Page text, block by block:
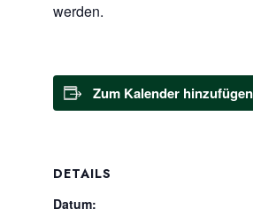
werden.
Zum Kalender hinzufügen
DETAILS
Datum: